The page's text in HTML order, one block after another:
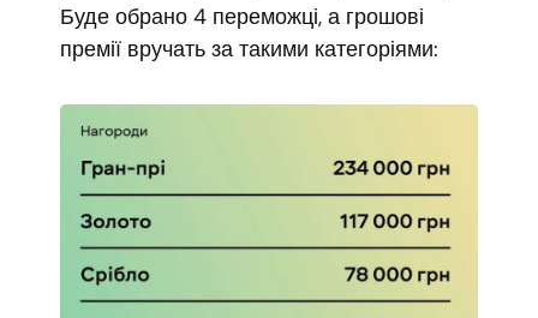
Буде обрано 4 переможці, а грошові
премії вручать за такими категоріями: